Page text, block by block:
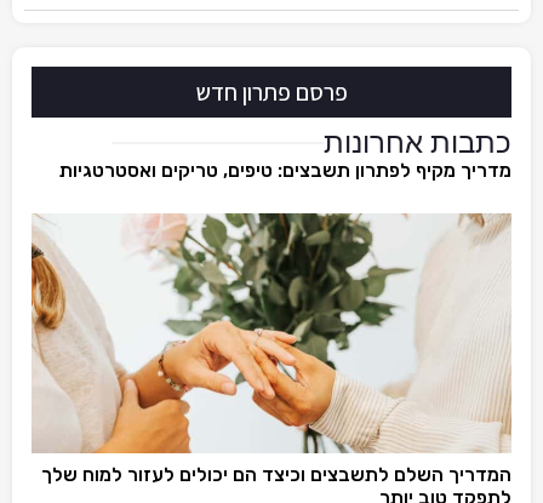
פרסם פתרון חדש
כתבות אחרונות
מדריך מקיף לפתרון תשבצים: טיפים, טריקים ואסטרטגיות
המדריך השלם לתשבצים וכיצד הם יכולים לעזור למוח שלך
לתפקד טוב יותר